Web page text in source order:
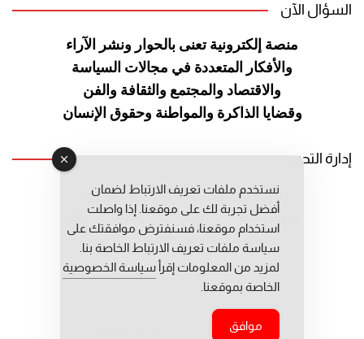
السؤال الآن
منصة إلكترونية تعنى بالحوار ونشر الآراء
والأفكار المتعددة في مجالات السياسة
والاقتصاد والمجتمع والثقافة والفن
وقضايا الذاكرة والمواطنة وحقوق الإنسان
إدارة التحرير
رئيس التحرير: عبد الرحيم التوراني
رئيس التحرير المساعد: المعطي قبال
مديرة التحرير: فاطمة حوحو
جميع حقوق النشر محفوظة © 2026
نستخدم ملفات تعريف الارتباط لضمان
أفضل تجربة لك على موقعنا. إذا واصلت
استخدام موقعنا، فسنفترض موافقتك على
سياسة ملفات تعريف الارتباط الخاصة بنا.
لمزيد من المعلومات إقرأ سياسة الخصوصية
الخاصة بموقعنا.
موافق